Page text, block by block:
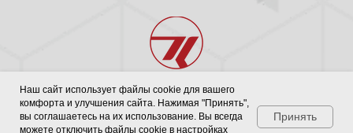
ПРОМЫШЛЕННО-ИНЖИНИРИНГОВЫЙ
ХОЛДИНГ В ТРАНСПОРТНОЙ ОТРАСЛИ
Наш сайт использует файлы cookie для вашего
комфорта и улучшения сайта. Нажимая "Принять",
вы соглашаетесь на их использование. Вы всегда
можете отключить файлы cookie в настройках
Принять